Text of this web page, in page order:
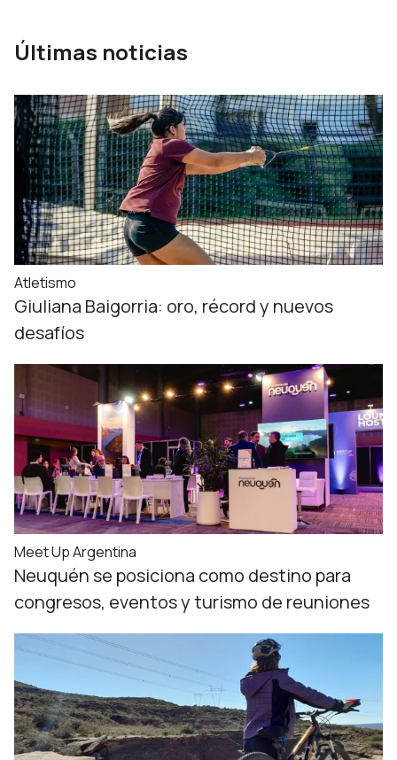
Últimas noticias
Atletismo
Giuliana Baigorria: oro, récord y nuevos
desafíos
Meet Up Argentina
Neuquén se posiciona como destino para
congresos, eventos y turismo de reuniones